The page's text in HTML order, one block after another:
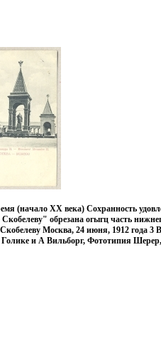
(начало XX века) Сохранность
обрезана огыгц часть
Москва, 24 июня, 1912 года 3
Голике и А Вильборг, Фототипия